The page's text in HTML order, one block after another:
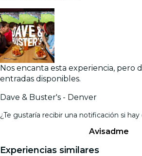
Nos encanta esta experiencia, pero
entradas disponibles.
Dave & Buster's - Denver
¿Te gustaría recibir una notificación si
Avisadme
Experiencias similares